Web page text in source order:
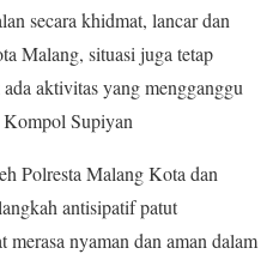
secara khidmat, lancar dan
Malang, situasi juga tetap
aktivitas yang mengganggu
Kompol Supiyan
Polresta Malang Kota dan
antisipatif patut
merasa nyaman dan aman dalam